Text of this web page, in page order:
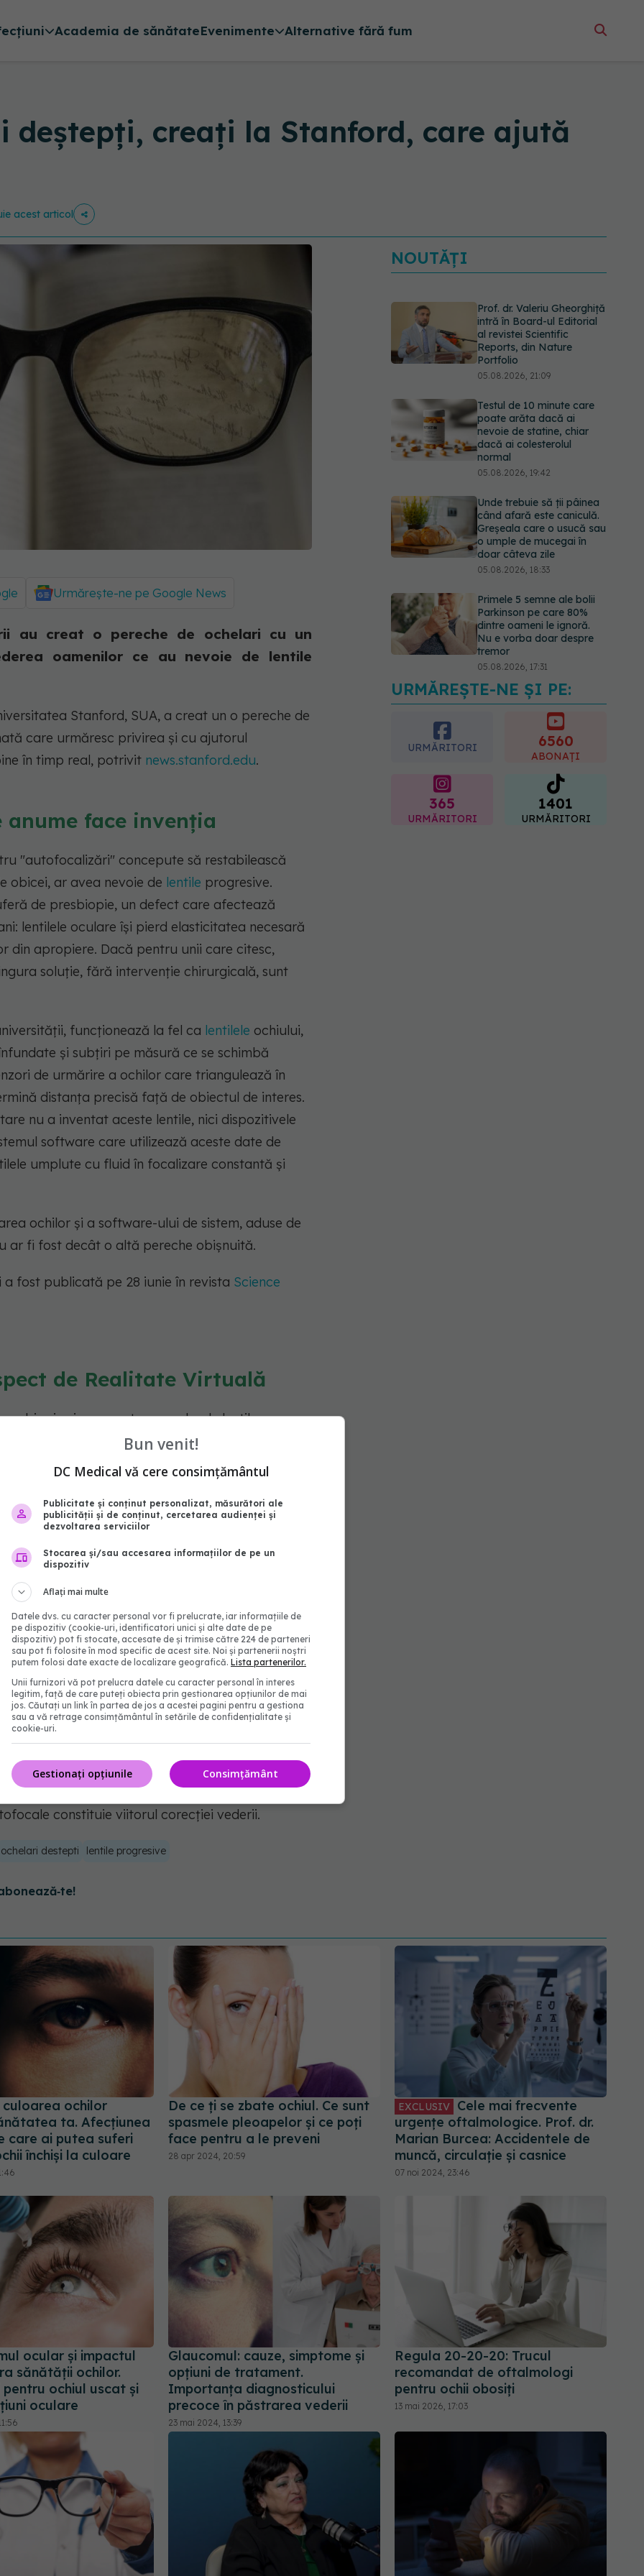
Academia de sănătateEvenimente Alternative fără fum
deștepți, creați la Stanford, care ajută
acest articol
Urmărește-ne pe Google News
au creat o pereche de ochelari cu un
oamenilor ce au nevoie de lentile
Stanford, SUA, a creat un o pereche de
care urmăresc privirea și cu ajutorul
în timp real, potrivit news.stanford.edu.
anume face invenția
"autofocalizări" concepute să restabilească
obicei, ar avea nevoie de lentile progresive.
de presbiopie, un defect care afectează
lentilele oculare își pierd elasticitatea necesară
din apropiere. Dacă pentru unii care citesc,
soluție, fără intervenție chirurgicală, sunt
funcționează la fel ca lentilele ochiului,
și subțiri pe măsură ce se schimbă
de urmărire a ochilor care triangulează în
distanța precisă față de obiectul de interes.
nu a inventat aceste lentile, nici dispozitivele
software care utilizează aceste date de
umplute cu fluid în focalizare constantă și
ochilor și a software-ului de sistem, aduse de
ar fi fost decât o altă pereche obișnuită.
fost publicată pe 28 iunie în revista Science
de Realitate Virtuală
și am creat o pereche de lentile
zi vederea lor mult mai eficient decât
citate, inginerul Gordon Wetzstein de la
de Realitate Virtuală, însă, speră echipa,
un risc mai mare de cădere și rănire",
echipa de studiu. Ca să se asigure că munca
pe 56 de persoane cu presbiopie.
declarat călentilelede focalizare automată au
la citire și la alte sarcini.
pas
vor mai trece câțiva ani până când ochelarii
și stilați, să scape de greutatea pe care o au
constituie viitorul corecției vederii.
ochelari destepti lentile progresive
NOUTĂȚI
Prof. dr. Valeriu Gheorghiță
intră în Board-ul Editorial
al revistei Scientific
Reports, din Nature
Portfolio
05.08.2026, 21:09
Testul de 10 minute care
poate arăta dacă ai
nevoie de statine, chiar
dacă ai colesterolul
normal
05.08.2026, 19:42
Unde trebuie să ții pâinea
când afară este caniculă.
Greșeala care o usucă sau
o umple de mucegai în
doar câteva zile
05.08.2026, 18:33
Primele 5 semne ale bolii
Parkinson pe care 80%
dintre oameni le ignoră.
Nu e vorba doar despre
tremor
05.08.2026, 17:31
Gabriela Cristea, manifest
pentru respect și
acceptare: Corpul
fiecăruia spune o poveste
05.08.2026, 21:23
URMĂREȘTE-NE ȘI PE:
URMĂRITORI 6560
ABONAȚI
365
URMĂRITORI
1401
URMĂRITORI
culoarea ochilor
ta. Afecțiunea
care ai putea suferi
închiși la culoare
De ce ți se zbate ochiul. Ce sunt
spasmele pleoapelor și ce poți
face pentru a le preveni
28 apr 2024, 20:59
EXCLUSIV
Cele mai frecvente
urgențe oftalmologice. Prof. dr.
Marian Burcea: Accidentele de
muncă, circulație și casnice
07 noi 2024, 23:46
ocular și impactul
sănătății ochilor.
ochiul uscat și
oculare
Glaucomul: cauze, simptome și
opțiuni de tratament.
Importanța diagnosticului
precoce în păstrarea vederii
23 mai 2024, 13:39
Regula 20-20-20: Trucul
recomandat de oftalmologi
pentru ochii obosiți
13 mai 2026, 17:03
Bun venit!
DC Medical vă cere consimțământul
Publicitate și conținut personalizat, măsurători ale
publicității și de conținut, cercetarea audienței și
dezvoltarea serviciilor
Stocarea și/sau accesarea informațiilor de pe un
dispozitiv
Aflați mai multe
Datele dvs. cu caracter personal vor fi prelucrate, iar informațiile de
pe dispozitiv (cookie-uri, identificatori unici și alte date de pe
dispozitiv) pot fi stocate, accesate de și trimise către 224 de parteneri
sau pot fi folosite în mod specific de acest site. Noi și partenerii noștri
putem folosi date exacte de localizare geografică. Lista partenerilor.
Unii furnizori vă pot prelucra datele cu caracter personal în interes
legitim, față de care puteți obiecta prin gestionarea opțiunilor de mai
jos. Căutați un link în partea de jos a acestei pagini pentru a gestiona
sau a vă retrage consimțământul în setările de confidențialitate și
cookie-uri.
Consimțământ
Gestionați opțiunile